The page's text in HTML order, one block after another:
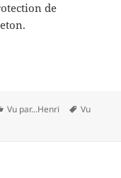
de
Catégories
Vu par...Henri
Mots-
Vu